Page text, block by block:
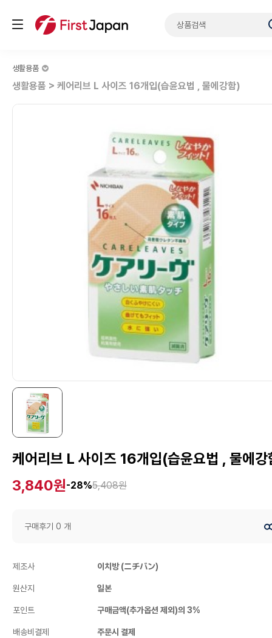
생활용품 > 케어리브 L 사이즈 16개입(습윤요법 , 물에강함)
생활용품
케어리브 L 사이즈 16개입(습윤요법 , 물에강
3,840원-28%5,408원
구매후기 0 개
제조사 이치방 (ニチバン)
원산지 일본
포인트 구매금액(추가옵션 제외)의 3%
배송비결제 주문시 결제